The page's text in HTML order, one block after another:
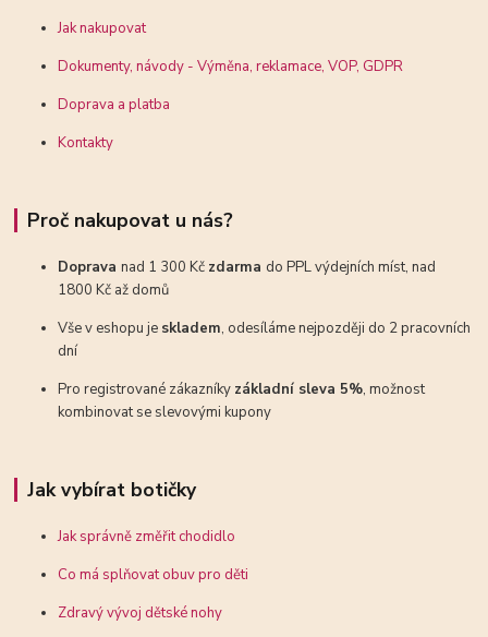
Jak nakupovat
Dokumenty, návody - Výměna, reklamace, VOP, GDPR
Doprava a platba
Kontakty
Proč nakupovat u nás?
Dopravanad 1 300 Kč zdarma do PPL výdejních míst, nad
1800 Kč až domů
Vše v eshopu je skladem, odesíláme nejpozději do 2 pracovních
dní
Pro registrované zákazníky základní sleva 5%, možnost
kombinovat se slevovými kupony
Jak vybírat botičky
Jak správně změřit chodidlo
Co má splňovat obuv pro děti
Zdravý vývoj dětské nohy